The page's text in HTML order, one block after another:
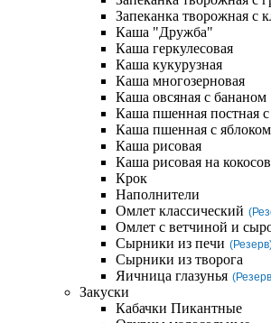
Запеканка творожная с
Каша "Дружба"
Каша геркулесовая
Каша кукурузная
Каша многозерновая
Каша овсяная с бананом
Каша пшенная постная
Каша пшенная с
Каша рисовая
Каша рисовая на
Крок
Наполнители
Омлет классический
Омлет с ветчиной и
Сырники из печи
Сырники из творога
Яичница глазунья
Закуски
Кабачки Пикантные